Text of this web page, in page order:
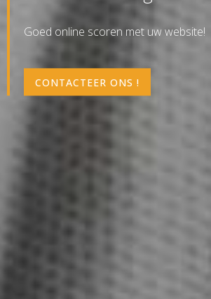
Goed online scoren met uw website!
CONTACTEER ONS !